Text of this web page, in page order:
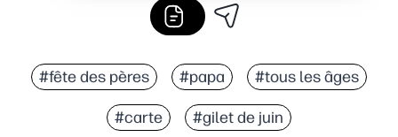
#fête des pères #papa #tous les âges
#carte #gilet de juin